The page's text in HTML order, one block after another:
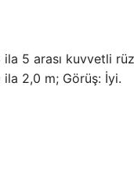
ila 5 arası kuvvetli
ila 2,0 m; Görüş: İyi.